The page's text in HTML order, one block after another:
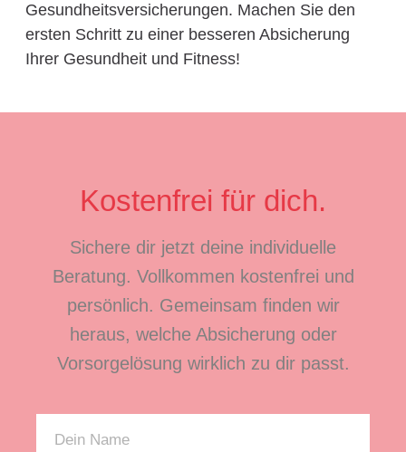
Gesundheitsversicherungen. Machen Sie den
ersten Schritt zu einer besseren Absicherung
Ihrer Gesundheit und Fitness!
Kostenfrei für dich.
Sichere dir jetzt deine individuelle
Beratung. Vollkommen kostenfrei und
persönlich. Gemeinsam finden wir
heraus, welche Absicherung oder
Vorsorgelösung wirklich zu dir passt.